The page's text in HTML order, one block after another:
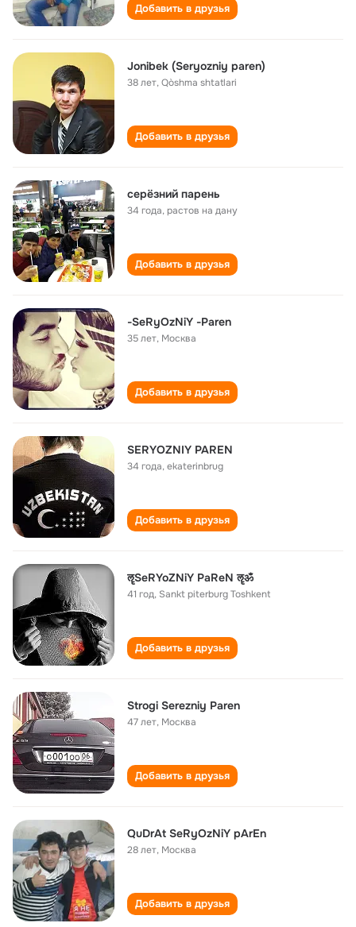
Добавить в друзья
Jonibek (Seryozniy paren)
38 лет,Qòshma shtatlari
Добавить в друзья
серёзний парень
34 года,растов на дану
Добавить в друзья
-SeRyOzNiY -Paren
35 лет, Москва
Добавить в друзья
SERYOZNIY PAREN
34 года,ekaterinbrug
Добавить в друзья
ॡSeRYoZNiY PaReN ॡॐ
41 год, Sankt piterburg Toshkent
Добавить в друзья
Strogi Serezniy Paren
47 лет, Москва
Добавить в друзья
QuDrAt SeRyOzNiY pArEn
28 лет, Москва
Добавить в друзья